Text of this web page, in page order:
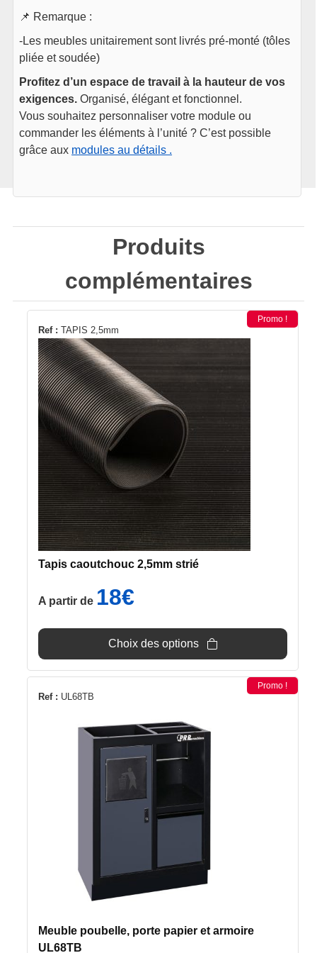
📌 Remarque :
-Les meubles unitairement sont livrés pré-monté (tôles
pliée et soudée)
Profitez d’un espace de travail à la hauteur de vos
exigences. Organisé, élégant et fonctionnel.
Vous souhaitez personnaliser votre module ou
commander les éléments à l’unité ? C’est possible
grâce aux modules au détails .
Produits
complémentaires
Ref : TAPIS 2,5mm
Promo !
Tapis caoutchouc 2,5mm strié
A partir de 18€
Choix des options
Ce
produit
a
plusieurs
variations.
Les
options
peuvent
être
choisies
sur
la
page
du
produit
Ref : UL68TB
Promo !
Meuble poubelle, porte papier et armoire
UL68TB